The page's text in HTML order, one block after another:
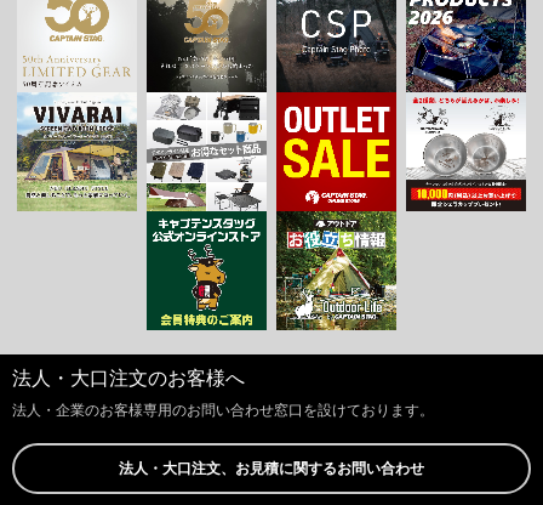
法人・大口注文のお客様へ
法人・企業のお客様専用のお問い合わせ窓口を設けております。
法人・大口注文、お見積に関するお問い合わせ